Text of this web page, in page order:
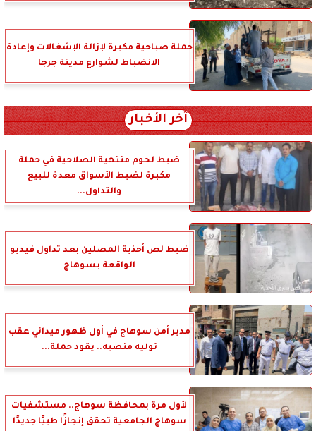
حملة صباحية مكبرة لإزالة الإشغالات وإعادة
الانضباط لشوارع مدينة جرجا
آخر الأخبار
ضبط لحوم منتهية الصلاحية في حملة
مكبرة لضبط الأسواق معدة للبيع
والتداول...
ضبط لص أحذية المصلين بعد تداول فيديو
الواقعة بسوهاج
مدير أمن سوهاج في أول ظهور ميداني عقب
توليه منصبه.. يقود حملة...
لأول مرة بمحافظة سوهاج.. مستشفيات
سوهاج الجامعية تحقق إنجازًا طبيًا جديدًا